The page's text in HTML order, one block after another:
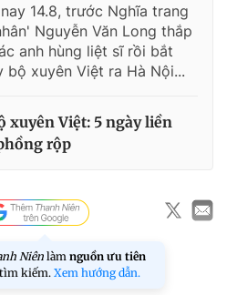
14.8, trước Nghĩa trang
Nguyễn Văn Long thắp
anh hùng liệt sĩ rồi bắt
bộ xuyên Việt ra Hà Nội...
xuyên Việt: 5 ngày liền
rộp
Niên làm nguồn ưu tiên
kiếm. Xem hướng dẫn.